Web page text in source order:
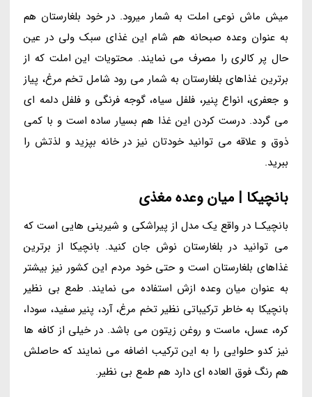
میش ماش نوعی املت به شمار میرود. در خود بلغارستان هم
به عنوان وعده صبحانه هم شام این غذای سبک ولی در عین
حال پر کالری را مصرف می نمایند. محتویات این املت که از
برترین غذاهای بلغارستان به شمار می رود شامل تخم مرغ، پیاز
و جعفری، انواع پنیر، فلفل سیاه، گوجه فرنگی و فلفل دلمه ای
می گردد. درست کردن این غذا هم بسیار ساده است و با کمی
ذوق و علاقه می توانید خودتان نیز در خانه بپزید و لذتش را
ببرید.
بانچیکا | میان وعده مغذی
بانچیکـا در واقع یک مدل از پیراشکی و شیرینی هایی است که
می توانید در بلغارستان نوش جان کنید. بانچیکا از برترین
غذاهای بلغارستان است و حتی خود مردم این کشور نیز بیشتر
به عنوان میان وعده ازش استفاده می نمایند. طمع بی نظیر
بانچیکا به خاطر ترکیباتی نظیر تخم مرغ، آرد، پنیر سفید، سودا،
کره، عسل، ماست و روغن زیتون می باشد. در خیلی از کافه ها
نیز کدو حلوایی را به این ترکیب اضافه می نمایند که حاصلش
هم رنگ فوق العاده ای دارد هم طمع بی نظیر.